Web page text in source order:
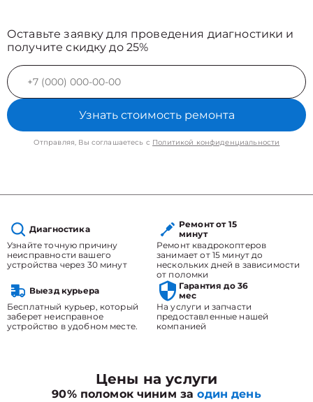
Оставьте заявку для проведения диагностики и
получите скидку до 25%
Узнать стоимость ремонта
Отправляя, Вы соглашаетесь с Политикой конфиденциальности
Диагностика
Узнайте точную причину
неисправности вашего
устройства через 30 минут
Ремонт от 15
минут
Ремонт квадрокоптеров
занимает от 15 минут до
нескольких дней в зависимости
от поломки
Выезд курьера
Бесплатный курьер, который
заберет неисправное
устройство в удобном месте.
Гарантия до 36
мес
На услуги и запчасти
предоставленные нашей
компанией
Цены на услуги
90% поломок чиним заодин день